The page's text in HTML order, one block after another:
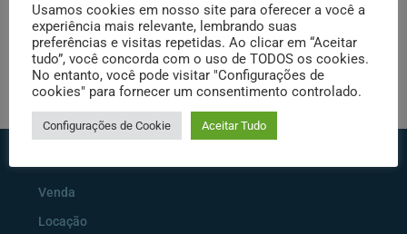
ANDAR, COMERCIAIS + Detalhes
Localizador Imobiliario
Venda
Locação
Usamos cookies em nosso site para oferecer a você a
experiência mais relevante, lembrando suas
preferências e visitas repetidas. Ao clicar em “Aceitar
tudo”, você concorda com o uso de TODOS os cookies.
No entanto, você pode visitar "Configurações de
cookies" para fornecer um consentimento controlado.
Configurações de Cookie Aceitar Tudo